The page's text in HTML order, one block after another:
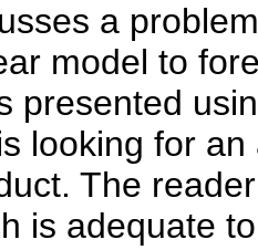
a
model to
presented
looking for
The
is adequate